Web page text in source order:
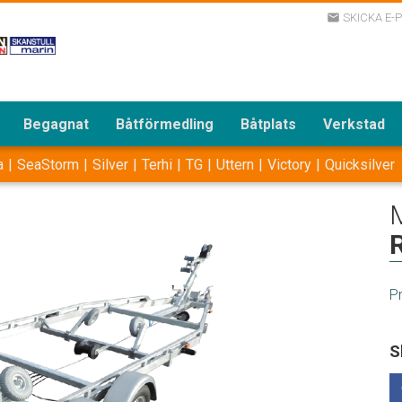
email SKICKA E-
Begagnat Båtförmedling Båtplats Verkstad
SeaStorm Silver Terhi TG Uttern Victory Quicksilver